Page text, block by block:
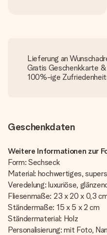
Lieferung an
Gratis Geschenkkarte
100%-ige
Geschenkdaten
Weitere Informationen zur
Form: Sechseck
Material: hochwertiges,
Veredelung: luxuriöse,
Fliesenmaße: 23 x 20 x 0,3
Ständermaße: 15 x 5 x 2 cm
Ständermaterial: Holz
Personalisierung: mit Foto,